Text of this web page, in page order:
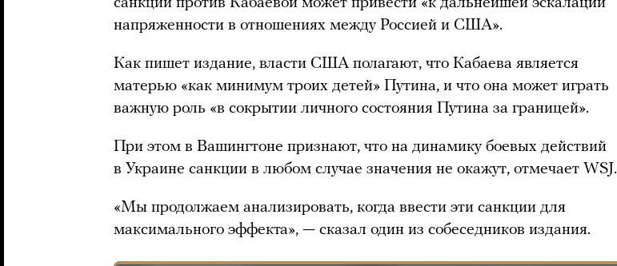
санкций против Кабаевой может привести «к дальнейшей эскалации
напряженности в отношениях между Россией и США».
Как пишет издание, власти США полагают, что Кабаева является
матерью «как минимум троих детей» Путина, и что она может играть
важную роль «в сокрытии личного состояния Путина за границей».
При этом в Вашингтоне признают, что на динамику боевых действий
в Украине санкции в любом случае значения не окажут, отмечает WSJ.
«Мы продолжаем анализировать, когда ввести эти санкции для
максимального эффекта», — сказал один из собеседников издания.